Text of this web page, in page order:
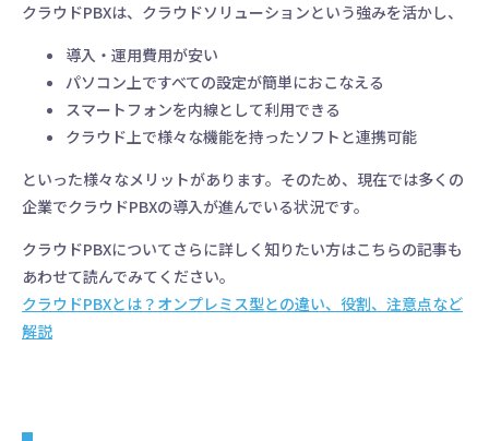
クラウドPBXは、クラウドソリューションという強みを活かし、
導入・運用費用が安い
パソコン上ですべての設定が簡単におこなえる
スマートフォンを内線として利用できる
クラウド上で様々な機能を持ったソフトと連携可能
といった様々なメリットがあります。そのため、現在では多くの
企業でクラウドPBXの導入が進んでいる状況です。
クラウドPBXについてさらに詳しく知りたい方はこちらの記事も
あわせて読んでみてください。
クラウドPBXとは？オンプレミス型との違い、役割、注意点など
解説
電話、メール、SNSなどの問い合わせ、
１つの画面で対応
15日間無料トライアル
資料請求／お問い合わせ